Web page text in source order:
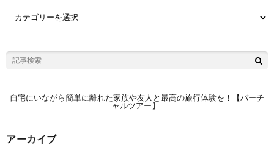
自宅にいながら簡単に離れた家族や友人と最高の旅行体験を！【バーチ
ャルツアー】
アーカイブ